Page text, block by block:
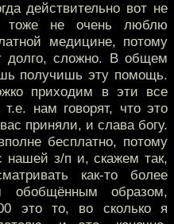
действительно вот не
тоже не очень люблю
медицине, потому
долго, сложно. В общем
получишь эту помощь.
приходим в эти все
нам говорят, что это
приняли, и слава богу.
бесплатно, потому
нашей з/п и, скажем так,
как-то более
обобщённым образом,
это то, во сколько я